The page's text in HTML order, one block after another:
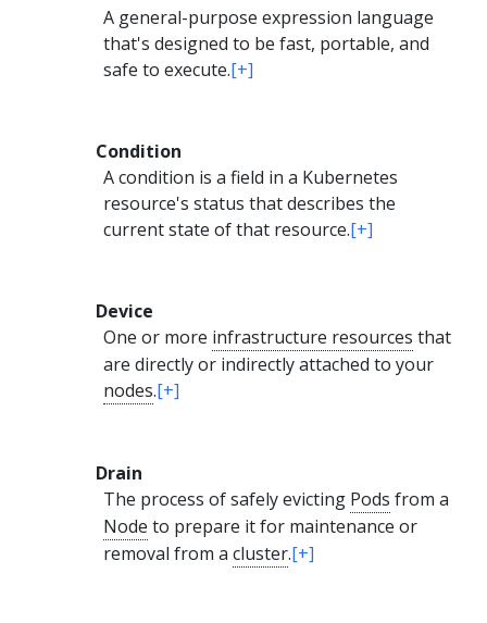
A general-purpose expression language
that's designed to be fast, portable, and
safe to execute.[+]
Condition
A condition is a field in a Kubernetes
resource's status that describes the
current state of that resource.[+]
Device
One or more infrastructure resources that
are directly or indirectly attached to your
nodes.[+]
Drain
The process of safely evicting Pods from a
Node to prepare it for maintenance or
removal from acluster.[+]